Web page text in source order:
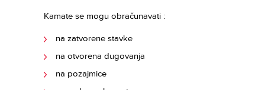
Kamate se mogu obračunavati :
na zatvorene stavke
na otvorena dugovanja
na pozajmice